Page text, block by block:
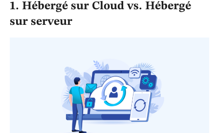
1. Hébergé sur Cloud vs. Hébergé
sur serveur